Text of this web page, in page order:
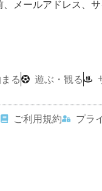
メールアドレス、サ
る 遊ぶ・観る
ご利用規約 プラ